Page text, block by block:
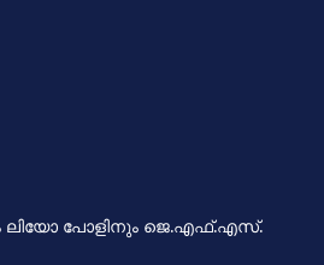
ലിയോ പോളിനും ജെ.എഫ്.എസ്.